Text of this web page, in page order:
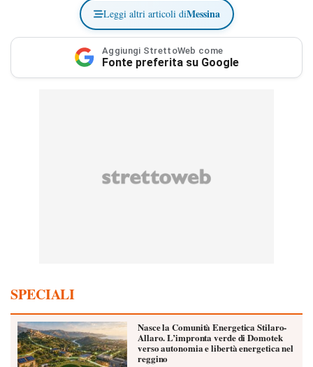
Leggi altri articoli diMessina
Aggiungi StrettoWeb come
Fonte preferita su Google
SPECIALI
Nasce la Comunità Energetica Stilaro-
Allaro. L’impronta verde di Domotek
verso autonomia e libertà energetica nel
reggino